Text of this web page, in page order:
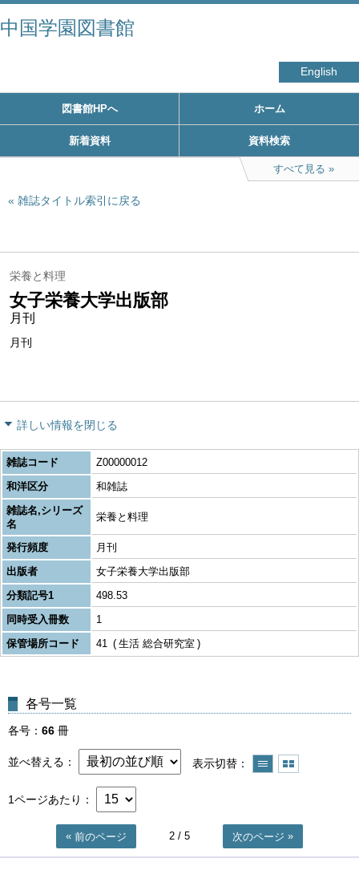
中国学園図書館
English
図書館HPへ ホーム
新着資料 資料検索
すべて見る
雑誌タイトル索引に戻る
栄養と料理
女子栄養大学出版部
月刊
月刊
詳しい情報を閉じる
雑誌コード
Z00000012
和洋区分
和雑誌
雑誌名,シリーズ
名
栄養と料理
発行頻度
月刊
出版者
女子栄養大学出版部
分類記号1
498.53
同時受入冊数
1
保管場所コード
41 生活 総合研究室
各号一覧
各号 66 冊
並べ替える 表示切替
1ページあたり
前のページ 2 / 5 次のページ